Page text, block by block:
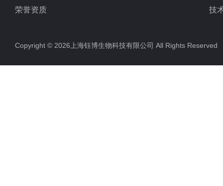
荣誉资质 技
Copyright © 2026上海钰博生物科技有限公司 All Rights